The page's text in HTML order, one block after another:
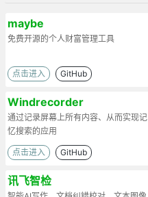
maybe
免费开源的个人财富管理工具
点击进入 GitHub
Windrecorder
通过记录屏幕上所有内容、从而实现记
忆搜索的应用
点击进入 GitHub
讯飞智检